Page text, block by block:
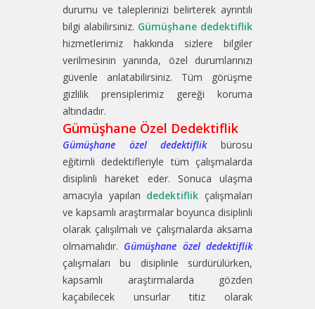
durumu ve taleplerinizi belirterek ayrıntılı
bilgi alabilirsiniz. Gümüşhane dedektiflik
hizmetlerimiz hakkında sizlere bilgiler
verilmesinin yanında, özel durumlarınızı
güvenle anlatabilirsiniz. Tüm görüşme
gizlilik prensiplerimiz gereği koruma
altındadır.
Gümüşhane Özel Dedektiflik
Gümüşhane özel dedektiflikbürosu
eğitimli dedektifleriyle tüm çalışmalarda
disiplinli hareket eder. Sonuca ulaşma
amacıyla yapılan dedektiflik çalışmaları
ve kapsamlı araştırmalar boyunca disiplinli
olarak çalışılmalı ve çalışmalarda aksama
olmamalıdır. Gümüşhane özel dedektiflik
çalışmaları bu disiplinle sürdürülürken,
kapsamlı araştırmalarda gözden
kaçabilecek unsurlar titiz olarak